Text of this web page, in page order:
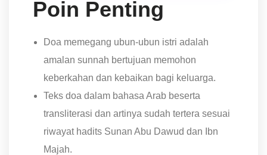
Poin Penting
Doa memegang ubun-ubun istri adalah
amalan sunnah bertujuan memohon
keberkahan dan kebaikan bagi keluarga.
Teks doa dalam bahasa Arab beserta
transliterasi dan artinya sudah tertera sesuai
riwayat hadits Sunan Abu Dawud dan Ibn
Majah.